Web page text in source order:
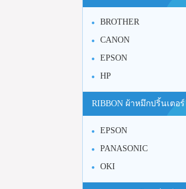
BROTHER
CANON
EPSON
HP
RIBBON ผ้าหมึกปริ้นเตอร์
EPSON
PANASONIC
OKI